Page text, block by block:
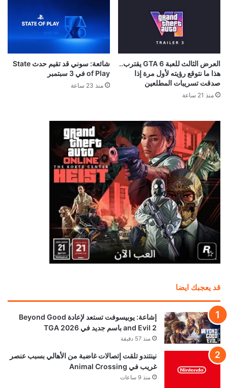
العرض الثالث للعبة GTA 6 يقترب..
هذا ما نتوقع رؤيته لأول مرة إذا
صدقت تسريبات المطلعين
منذ 21 ساعة
شائعة: سوني قد تقيم حدث State
of Play في 3 سبتمبر
منذ 23 ساعة
قد يعجبك ايضا
إشاعة: يوبيسوفت تستعد لإعادة Beyond Good
and Evil 2 باسم جديد في TGA 2026
منذ 57 دقيقة
نينتندو تلقت إتصالات غاضبة من الأهالي بسبب عنصر
غريب في Animal Crossing
منذ 9 ساعات